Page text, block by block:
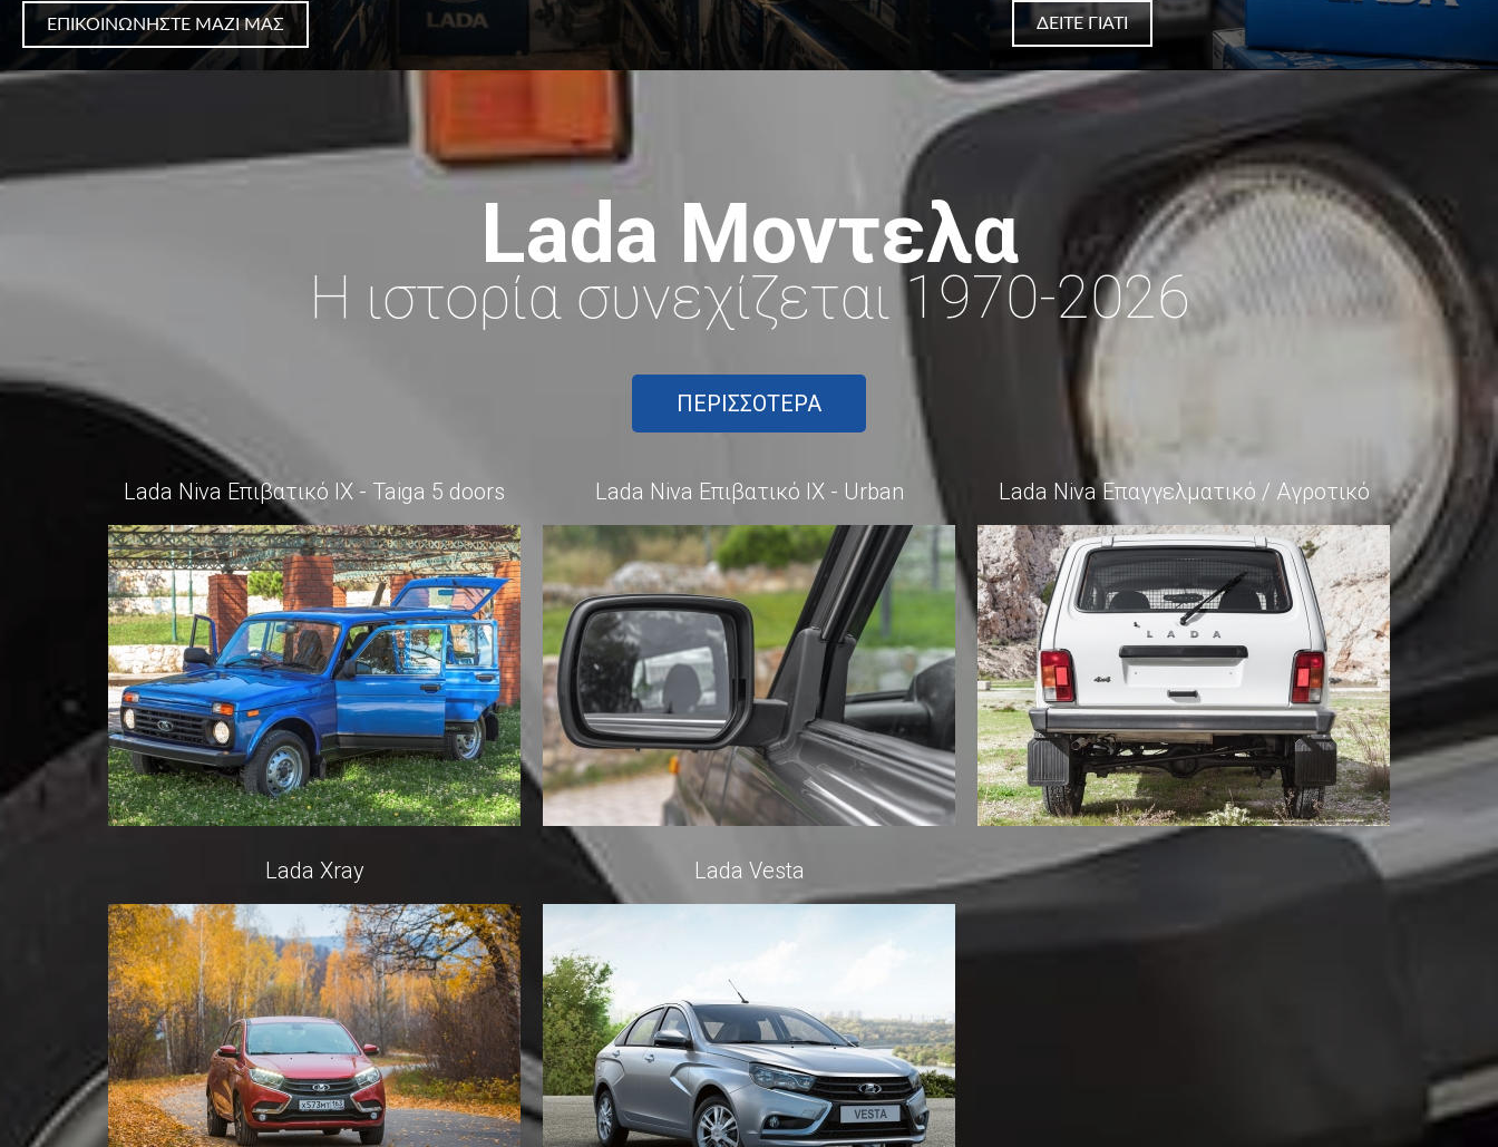
ΕΠΙΚΟΙΝΏΝΗΣΤΕ ΜΑΖΊ ΜΑΣ ΔΕΊΤΕ ΓΙΑΤΊ
Lada Μοντελα
Η ιστορία συνεχίζεται 1970-2026
ΠΕΡΙΣΣΌΤΕΡΑ
Lada Niva Επιβατικό ΙΧ - Taiga 5 doors Lada Niva Επιβατικό ΙΧ - Urban Lada Niva Επαγγελματικό / Αγροτικό
Lada Xray Lada Vesta